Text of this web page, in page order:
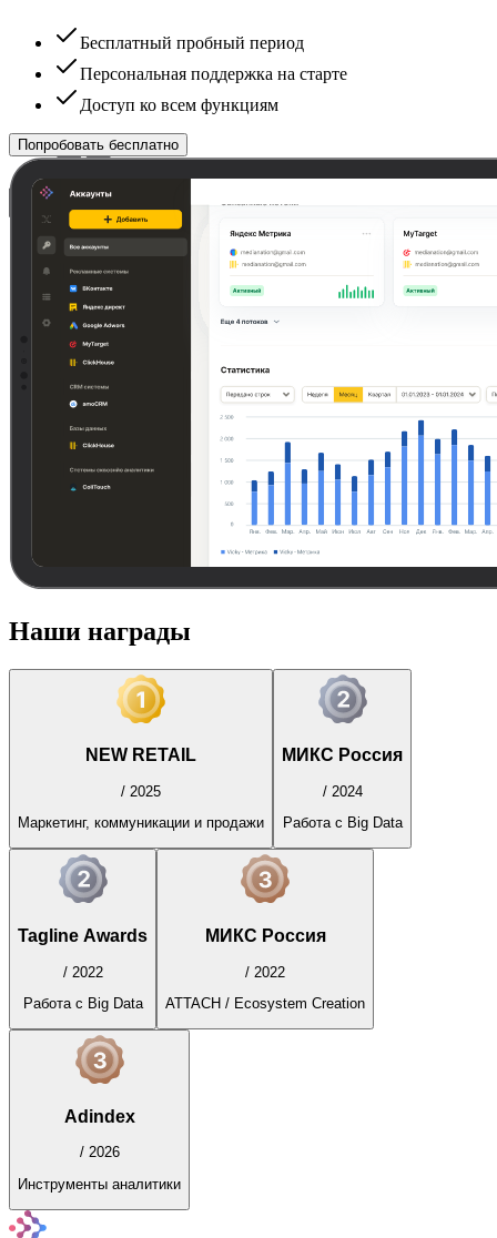
Бесплатный пробный период
Персональная поддержка на старте
Доступ ко всем функциям
Попробовать бесплатно
Наши награды
NEW RETAIL
/ 2025
Маркетинг, коммуникации и продажи
МИКС Россия
/ 2024
Работа с Big Data
Tagline Awards
/ 2022
Работа с Big Data
МИКС Россия
/ 2022
ATTACH / Ecosystem Creation
Adindex
/ 2026
Инструменты аналитики